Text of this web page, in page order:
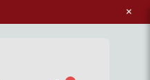
×